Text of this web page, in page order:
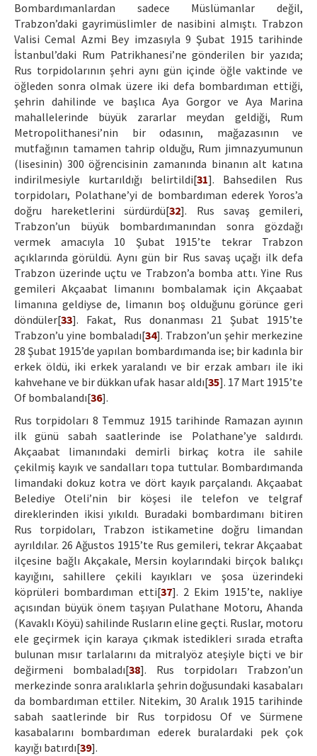
Bombardımanlardan sadece Müslümanlar değil,
Trabzon’daki gayrimüslimler de nasibini almıştı. Trabzon
Valisi Cemal Azmi Bey imzasıyla 9 Şubat 1915 tarihinde
İstanbul’daki Rum Patrikhanesi’ne gönderilen bir yazıda;
Rus torpidolarının şehri aynı gün içinde öğle vaktinde ve
öğleden sonra olmak üzere iki defa bombardıman ettiği,
şehrin dahilinde ve başlıca Aya Gorgor ve Aya Marina
mahallelerinde büyük zararlar meydan geldiği, Rum
Metropolithanesi’nin bir odasının, mağazasının ve
mutfağının tamamen tahrip olduğu, Rum jimnazyumunun
(lisesinin) 300 öğrencisinin zamanında binanın alt katına
indirilmesiyle kurtarıldığı belirtildi[31]. Bahsedilen Rus
torpidoları, Polathane’yi de bombardıman ederek Yoros’a
doğru hareketlerini sürdürdü[32]. Rus savaş gemileri,
Trabzon’un büyük bombardımanından sonra gözdağı
vermek amacıyla 10 Şubat 1915’te tekrar Trabzon
açıklarında görüldü. Aynı gün bir Rus savaş uçağı ilk defa
Trabzon üzerinde uçtu ve Trabzon’a bomba attı. Yine Rus
gemileri Akçaabat limanını bombalamak için Akçaabat
limanına geldiyse de, limanın boş olduğunu görünce geri
döndüler[33]. Fakat, Rus donanması 21 Şubat 1915’te
Trabzon’u yine bombaladı[34]. Trabzon’un şehir merkezine
28 Şubat 1915’de yapılan bombardımanda ise; bir kadınla bir
erkek öldü, iki erkek yaralandı ve bir erzak ambarı ile iki
kahvehane ve bir dükkan ufak hasar aldı[35]. 17 Mart 1915’te
Of bombalandı[36].
Rus torpidoları 8 Temmuz 1915 tarihinde Ramazan ayının
ilk günü sabah saatlerinde ise Polathane’ye saldırdı.
Akçaabat limanındaki demirli birkaç kotra ile sahile
çekilmiş kayık ve sandalları topa tuttular. Bombardımanda
limandaki dokuz kotra ve dört kayık parçalandı. Akçaabat
Belediye Oteli’nin bir köşesi ile telefon ve telgraf
direklerinden ikisi yıkıldı. Buradaki bombardımanı bitiren
Rus torpidoları, Trabzon istikametine doğru limandan
ayrıldılar. 26 Ağustos 1915’te Rus gemileri, tekrar Akçaabat
ilçesine bağlı Akçakale, Mersin koylarındaki birçok balıkçı
kayığını, sahillere çekili kayıkları ve şosa üzerindeki
köprüleri bombardıman etti[37]. 2 Ekim 1915’te, nakliye
açısından büyük önem taşıyan Pulathane Motoru, Ahanda
(Kavaklı Köyü) sahilinde Rusların eline geçti. Ruslar, motoru
ele geçirmek için karaya çıkmak istedikleri sırada etrafta
bulunan mısır tarlalarını da mitralyöz ateşiyle biçti ve bir
değirmeni bombaladı[38]. Rus torpidoları Trabzon’un
merkezinde sonra aralıklarla şehrin doğusundaki kasabaları
da bombardıman ettiler. Nitekim, 30 Aralık 1915 tarihinde
sabah saatlerinde bir Rus torpidosu Of ve Sürmene
kasabalarını bombardıman ederek buralardaki pek çok
kayığı batırdı[39].